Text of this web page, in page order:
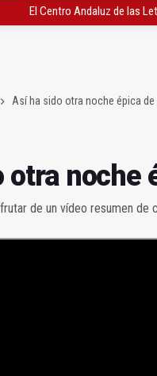
Roban joyas de la Virgen
Así ha sido otra noche épica de
noche
de un vídeo resumen